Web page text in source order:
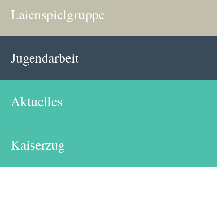
Laienspielgruppe
Jugendarbeit
Aktuelles
Kaiserzug